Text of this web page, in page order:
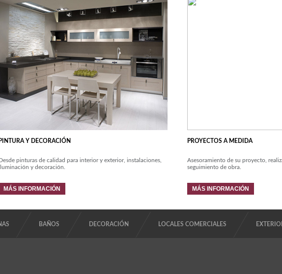
PINTURA Y DECORACIÓN
pinturas de calidad para interior y exterior, instalaciones,
y decoración.
MÁS INFORMACIÓN
PROYECTOS A MEDIDA
Asesoramiento de su proyecto,
seguimiento de obra.
MÁS INFORMACIÓN
BAÑOS DECORACIÓN LOCALES COMERCIALES